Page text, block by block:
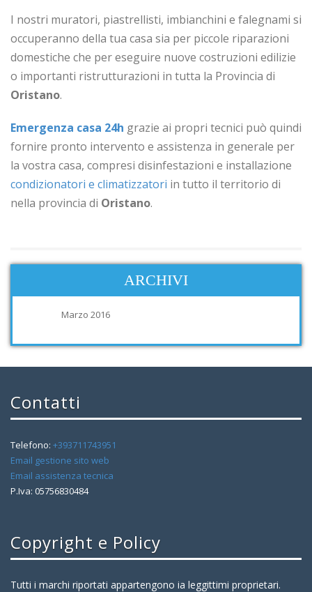
I nostri muratori, piastrellisti, imbianchini e falegnami si
occuperanno della tua casa sia per piccole riparazioni
domestiche che per eseguire nuove costruzioni edilizie
o importanti ristrutturazioni in tutta la Provincia di
Oristano.
Emergenza casa 24h grazie ai propri tecnici può quindi
fornire pronto intervento e assistenza in generale per
la vostra casa, compresi disinfestazioni e installazione
condizionatori e climatizzatori in tutto il territorio di
nella provincia di Oristano.
ARCHIVI
Marzo 2016
Contatti
Telefono: +393711743951
Email gestione sito web
Email assistenza tecnica
P.Iva: 05756830484
Copyright e Policy
Tutti i marchi riportati appartengono ia leggittimi proprietari.